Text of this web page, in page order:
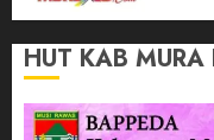
HUT KAB MURA